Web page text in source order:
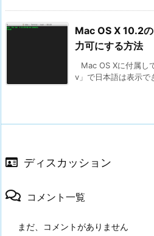
Mac OS X 10.2
力可にする方法
Mac OS Xに付属し
v」で日本語は表示で
ディスカッション
コメント一覧
まだ、コメントがありません